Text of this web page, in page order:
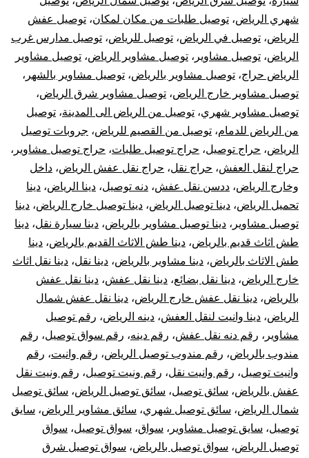
شهري الرياض، توصيل طلبات من مكان لمكان، توصيل عفش
الرياض، توصيل في الرياض، توصيل للرياض، توصيل مدارس غرب
الرياض، توصيل مشاوير ، توصيل مشاوير الرياض، توصيل مشاوير
الرياض حراج، توصيل مشاوير بالرياض، توصيل مشاوير بالشهر ،
توصيل مشاوير خارج الرياض، توصيل مشاوير شرق الرياض،
توصيل مشاوير شهري، توصيل من الرياض الى المدينة، توصيل
من الرياض للدمام، توصيل من القصيم للرياض، جروبات توصيل
الرياض، حراج توصيل، حراج توصيل طلبات، حراج توصيل مشاوير ،
حراج لنقل العفش، حراج نقل، حراج نقل عفش الرياض، داخل
وخارج الرياض، ددسن نقل عفش، دنه توصيل، دينا الرياض، دينا
تحميل الرياض، دينا توصيل الرياض، دينا توصيل خارج الرياض، دينا
توصيل مشاوير ، دينا توصيل مشاوير بالرياض، دينا سيارة نقل، دينا
طش اثاث قديم بالرياض، دينا طش الاثاث القديم بالرياض، دينا
طش الاثاث بالرياض، دينا مشاوير بالرياض، دينا نقل، دينا نقل اثاث
خارج الرياض، دينا نقل بضائع، دينا نقل عفش، دينا نقل عفش
بالرياض، دينا نقل عفش خارج الرياض، دينا نقل عفش شمال
الرياض، دينا وانيت لنقل العفش، دينه الرياض، رقم توصيل
مشاوير ، رقم دنه نقل عفش، رقم دينه، رقم سواق توصيل، رقم
مندوب بالرياض، رقم مندوب توصيل الرياض، رقم وانيت، رقم
وانيت توصيل، رقم وانيت نقل، رقم ونيت توصيل، رقم ونيت نقل
عفش بالرياض، سائق توصيل، سائق توصيل الرياض، سائق توصيل
شمال الرياض، سائق توصيل شهري، سائق مشاوير الرياض، سايق
توصيل، سايق توصيل مشاوير ، سواق، سواق توصيل، سواق
توصيل الرياض، سواق توصيل بالرياض، سواق توصيل شرق